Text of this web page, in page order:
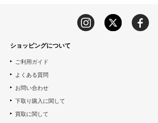
ショッピングについて
ご利用ガイド
よくある質問
お問い合わせ
下取り購入に関して
買取に関して